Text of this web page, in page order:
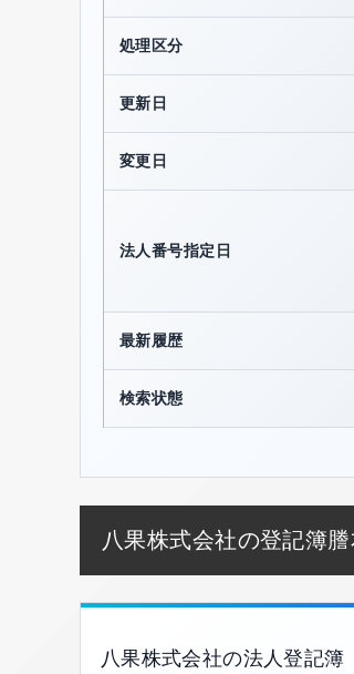
処理区分
更新日
変更日
法人番号指定日
最新履歴
検索状態
八果株式会社の登記簿謄
八果株式会社の法人登記簿